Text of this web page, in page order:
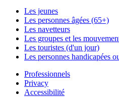
Les jeunes
Les personnes âgées (65+)
Les navetteurs
Les groupes et les
Les touristes (d'un jour)
Les personnes handicapées
Professionnels
Privacy
Accessibilité